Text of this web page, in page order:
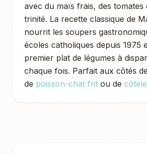
avec du maïs frais, des tomates
trinité. La recette classique de
nourrit les soupers
écoles catholiques depuis 1975
premier plat de légumes à
chaque fois. Parfait aux côtés de
de poisson-chat frit ou de